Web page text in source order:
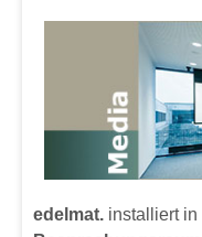
edelmat. installiert in